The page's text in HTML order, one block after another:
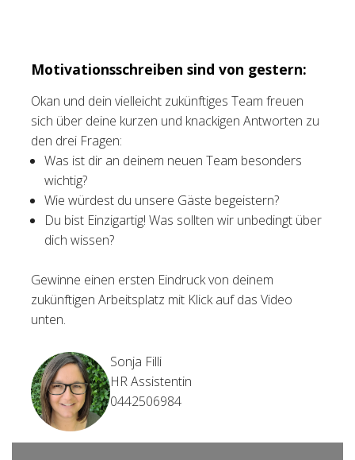
Motivationsschreiben sind von gestern:
Okan und dein vielleicht zukünftiges Team freuen
sich über deine kurzen und knackigen Antworten zu
den drei Fragen:
Was ist dir an deinem neuen Team besonders
wichtig?
Wie würdest du unsere Gäste begeistern?
Du bist Einzigartig! Was sollten wir unbedingt über
dich wissen?
Gewinne einen ersten Eindruck von deinem
zukünftigen Arbeitsplatz mit Klick auf das Video
unten.
Sonja Filli
HR Assistentin
0442506984